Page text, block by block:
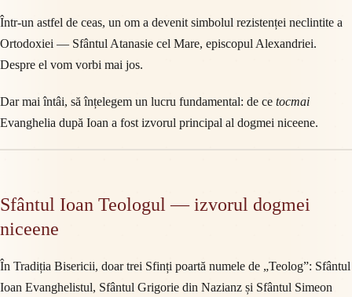
Într-un astfel de ceas, un om a devenit simbolul rezistenței neclintite a
Ortodoxiei — Sfântul Atanasie cel Mare, episcopul Alexandriei.
Despre el vom vorbi mai jos.
Dar mai întâi, să înțelegem un lucru fundamental: de ce tocmai
Evanghelia după Ioan a fost izvorul principal al dogmei niceene.
Sfântul Ioan Teologul — izvorul dogmei
niceene
În Tradiția Bisericii, doar trei Sfinți poartă numele de „Teolog”: Sfântul
Ioan Evanghelistul, Sfântul Grigorie din Nazianz și Sfântul Simeon